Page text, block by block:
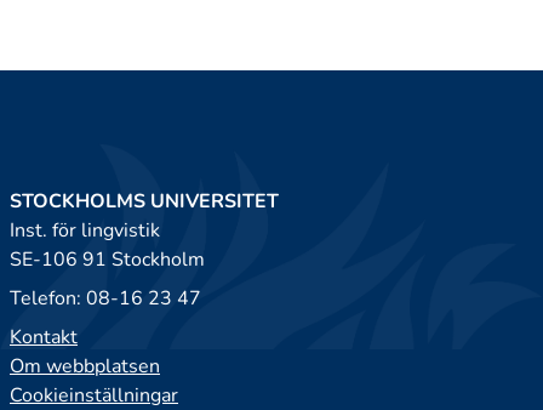
STOCKHOLMS UNIVERSITET
Inst. för lingvistik
SE-106 91 Stockholm
Telefon: 08-16 23 47
Kontakt
Om webbplatsen
Cookieinställningar